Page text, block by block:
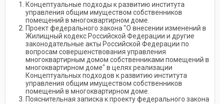
Концептуальные подходы к развитию института
управления общим имуществом собственников
помещений в многоквартирном доме.
Проект федерального закона "О внесении изменений в
Жилищный кодекс Российской Федерации и другие
законодательные акты Российской Федерации по
вопросам совершенствования управления
многоквартирным домом собственниками помещений в
многоквартирном доме" в целях реализации
Концептуальных подходов к развитию института
управления общим имуществом собственников
помещений в многоквартирном доме.
Пояснительная записка к проекту федерального закона